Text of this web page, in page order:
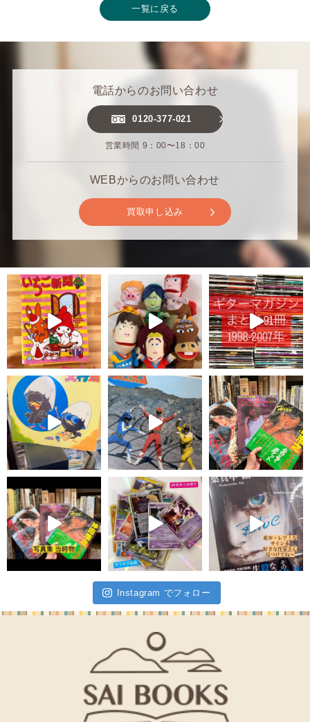
一覧に戻る
電話からのお問い合わせ
0120-377-021
営業時間 9：00〜18：00
WEBからのお問い合わせ
買取申し込み
Instagram でフォロー